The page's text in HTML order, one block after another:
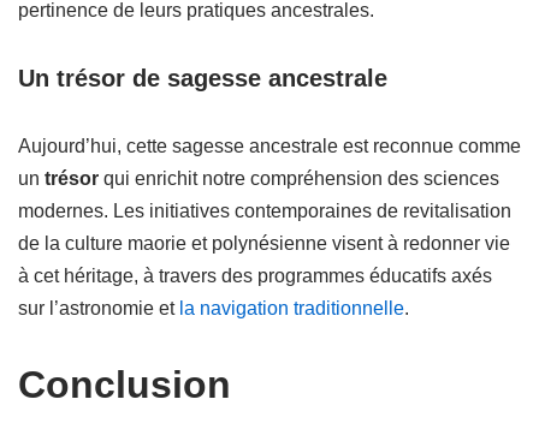
pertinence de leurs pratiques ancestrales.
Un trésor de sagesse ancestrale
Aujourd’hui, cette sagesse ancestrale est reconnue comme
un trésor qui enrichit notre compréhension des sciences
modernes. Les initiatives contemporaines de revitalisation
de la culture maorie et polynésienne visent à redonner vie
à cet héritage, à travers des programmes éducatifs axés
sur l’astronomie et la navigation traditionnelle.
Conclusion